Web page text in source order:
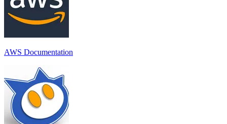
AWS Documentation